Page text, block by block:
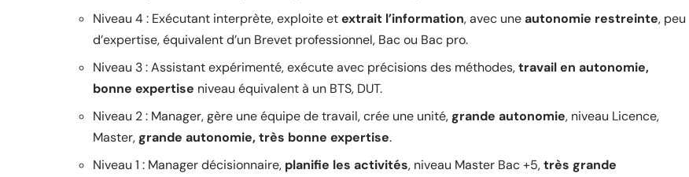
Niveau 4 : Exécutant interprète, exploite etextrait l’information, avec uneautonomie restreinte, peu
d’expertise, équivalent d’un Brevet professionnel, Bac ou Bac pro.
Niveau 3 : Assistant expérimenté, exécute avec précisions des méthodes,travail en autonomie,
bonne expertise niveau équivalent à un BTS, DUT.
Niveau 2 : Manager, gère une équipe de travail, crée une unité,grande autonomie, niveau Licence,
Master,grande autonomie, très bonne expertise.
Niveau 1 : Manager décisionnaire, planifie les activités, niveau Master Bac +5,très grande